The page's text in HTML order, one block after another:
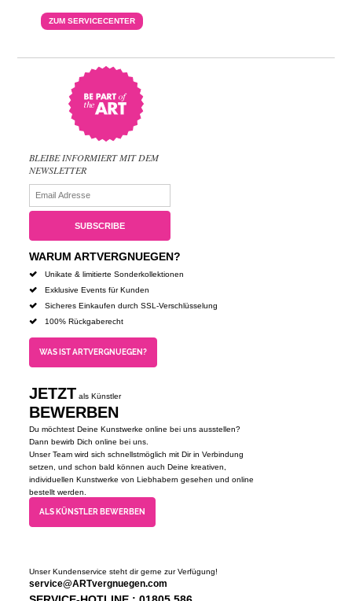
ZUM SERVICECENTER
BLEIBE INFORMIERT MIT DEM
NEWSLETTER
WARUM ARTVERGNUEGEN?
Unikate & limitierte Sonderkollektionen
Exklusive Events für Kunden
Sicheres Einkaufen durch SSL-Verschlüsselung
100% Rückgaberecht
WAS IST ARTVERGNUEGEN?
JETZT als Künstler
BEWERBEN
Du möchtest Deine Kunstwerke online bei uns ausstellen?
Dann bewirb Dich online bei uns.
Unser Team wird sich schnellstmöglich mit Dir in Verbindung
setzen, und schon bald können auch Deine kreativen,
individuellen Kunstwerke von Liebhabern gesehen und online
bestellt werden.
ALS KÜNSTLER BEWERBEN
Unser Kundenservice steht dir gerne zur Verfügung!
service@ARTvergnuegen.com